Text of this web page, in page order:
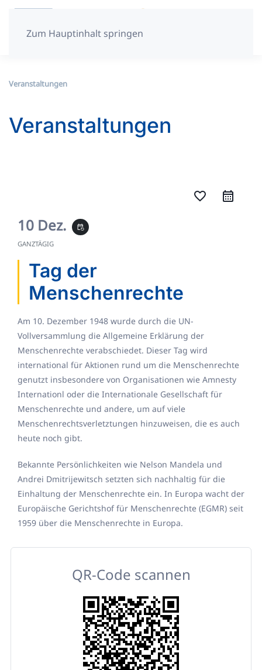
Zum Hauptinhalt springen
Veranstaltungen
Veranstaltungen
favorite_border
10 Dez. event_repeat
GANZTÄGIG
Tag der
Menschenrechte
Am 10. Dezember 1948 wurde durch die UN-
Vollversammlung die Allgemeine Erklärung der
Menschenrechte verabschiedet. Dieser Tag wird
international für Aktionen rund um die Menschenrechte
genutzt insbesondere von Organisationen wie Amnesty
Internationl oder die Internationale Gesellschaft für
Menschenrechte und andere, um auf viele
Menschenrechtsverletztungen hinzuweisen, die es auch
heute noch gibt.
Bekannte Persönlichkeiten wie Nelson Mandela und
Andrei Dmitrijewitsch setzten sich nachhaltig für die
Einhaltung der Menschenrechte ein. In Europa wacht der
Europäische Gerichtshof für Menschenrechte (EGMR) seit
1959 über die Menschenrechte in Europa.
QR-Code scannen